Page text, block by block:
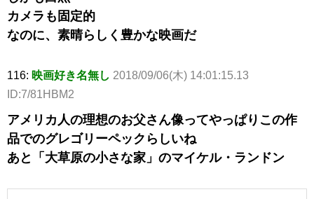
カメラも固定的
なのに、素晴らしく豊かな映画だ
116: 映画好き名無し 2018/09/06(木) 14:01:15.13
ID:7/81HBM2
アメリカ人の理想のお父さん像ってやっぱりこの作
品でのグレゴリーペックらしいね
あと「大草原の小さな家」のマイケル・ランドン